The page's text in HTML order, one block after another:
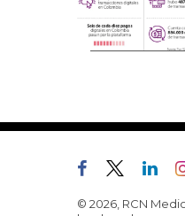
© 2026, RCN